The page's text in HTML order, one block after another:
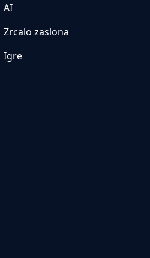
AI
Zrcalo zaslona
Igre